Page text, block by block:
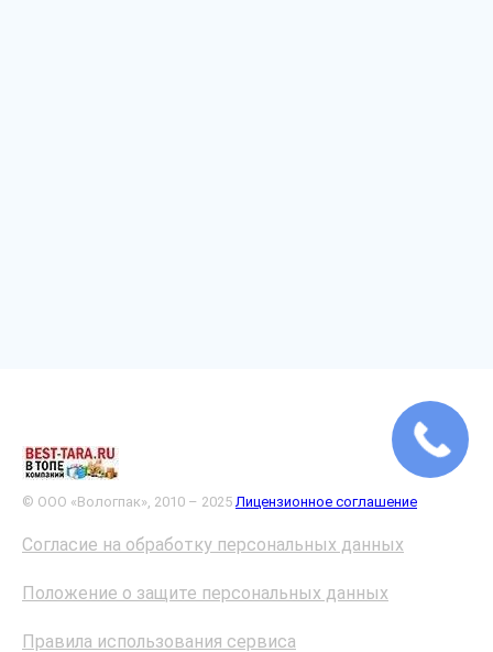
© ООО «Вологпак», 2010 – 2025 Лицензионное соглашение
Согласие на обработку персональных данных
Положение о защите персональных данных
Правила использования сервиса